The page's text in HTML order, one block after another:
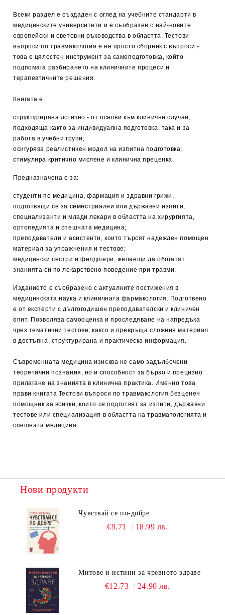
Всеки раздел е създаден с оглед на учебните стандарти в
медицинските университети и е съобразен с най-новите
европейски и световни ръководства в областта. Тестови
въпроси по травмакология е не просто сборник с въпроси -
това е цялостен инструмент за самоподготовка, който
подпомага разбирането на клиничните процеси и
терапевтичните решения.
Книгата е:
структурирана логично - от основи към клинични случаи;
подходяща както за индивидуална подготовка, така и за
работа в учебни групи;
осигурява реалистичен модел на изпитна подготовка;
стимулира критично мислене и клинична преценка.
Предназначена е за:
студенти по медицина, фармация и здравни грижи,
подготвящи се за семестриални или държавни изпити;
специализанти и млади лекари в областта на хирургията,
ортопедията и спешната медицина;
преподаватели и асистенти, които търсят надежден помощен
материал за упражнения и тестове;
медицински сестри и фелдшери, желаещи да обогатят
знанията си по лекарствено поведение при травми.
Изданието е съобразено с актуалните постижения в
медицинската наука и клиничната фармакология. Подготвено
е от експерти с дългогодишен преподавателски и клиничен
опит. Позволява самооценка и проследяване на напредъка
чрез тематични тестове, както и превръща сложния материал
в достъпна, структурирана и практическа информация.
Съвременната медицина изисква не само задълбочени
теоретични познания, но и способност за бързо и прецизно
прилагане на знанията в клинична практика. Именно това
прави книгата Тестови въпроси по травмакология безценен
помощник за всички, които се подготвят за изпити, държавни
тестове или специализация в областта на травматологията и
спешната медицина.
Нови продукти
Чувствай се по-добре
€9.71 18.99 лв.
Митове и истини за чревното здраве
€12.73 24.90 лв.